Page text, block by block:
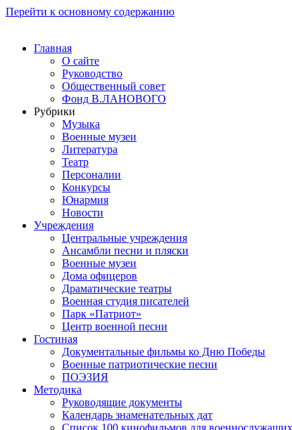
Перейти к основному содержанию
Главная
О сайте
Руководство
Общественный совет
Фонд В.ЛАНОВОГО
Рубрики
Музыка
Военные музеи
Литература
Театр
Персоналии
Конкурсы
Юнармия
Новости
Учреждения
Центральные учреждения
Ансамбли песни и пляски
Военные музеи
Дома офицеров
Драматические театры
Военная студия писателей
Парк «Патриот»
Центр военной песни
Гостиная
Документальные фильмы ко Дню Победы
Военные патриотические песни
ПОЭЗИЯ
Методика
Руководящие документы
Календарь знаменательных дат
Список 100 кинофильмов для